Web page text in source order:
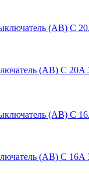
(АВ) C 20A
(АВ) C 16A